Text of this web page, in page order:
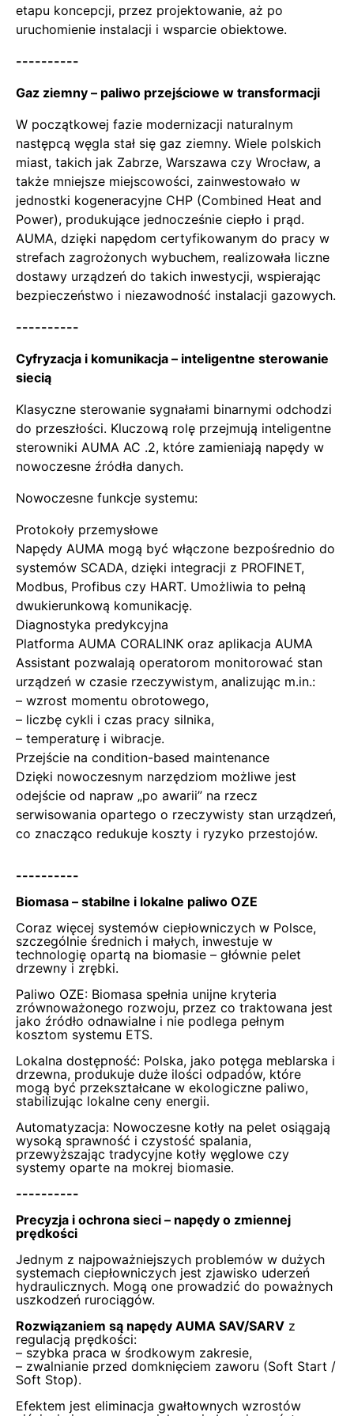
etapu koncepcji, przez projektowanie, aż po
uruchomienie instalacji i wsparcie obiektowe.
----------
Gaz ziemny – paliwo przejściowe w transformacji
W początkowej fazie modernizacji naturalnym
następcą węgla stał się gaz ziemny. Wiele polskich
miast, takich jak Zabrze, Warszawa czy Wrocław, a
także mniejsze miejscowości, zainwestowało w
jednostki kogeneracyjne CHP (Combined Heat and
Power), produkujące jednocześnie ciepło i prąd.
AUMA, dzięki napędom certyfikowanym do pracy w
strefach zagrożonych wybuchem, realizowała liczne
dostawy urządzeń do takich inwestycji, wspierając
bezpieczeństwo i niezawodność instalacji gazowych.
----------
Cyfryzacja i komunikacja – inteligentne sterowanie
siecią
Klasyczne sterowanie sygnałami binarnymi odchodzi
do przeszłości. Kluczową rolę przejmują inteligentne
sterowniki AUMA AC .2, które zamieniają napędy w
nowoczesne źródła danych.
Nowoczesne funkcje systemu:
Protokoły przemysłowe
Napędy AUMA mogą być włączone bezpośrednio do
systemów SCADA, dzięki integracji z PROFINET,
Modbus, Profibus czy HART. Umożliwia to pełną
dwukierunkową komunikację.
Diagnostyka predykcyjna
Platforma AUMA CORALINK oraz aplikacja AUMA
Assistant pozwalają operatorom monitorować stan
urządzeń w czasie rzeczywistym, analizując m.in.:
– wzrost momentu obrotowego,
– liczbę cykli i czas pracy silnika,
– temperaturę i wibracje.
Przejście na condition-based maintenance
Dzięki nowoczesnym narzędziom możliwe jest
odejście od napraw „po awarii” na rzecz
serwisowania opartego o rzeczywisty stan urządzeń,
co znacząco redukuje koszty i ryzyko przestojów.
----------
Biomasa – stabilne i lokalne paliwo OZE
Coraz więcej systemów ciepłowniczych w Polsce,
szczególnie średnich i małych, inwestuje w
technologię opartą na biomasie – głównie pelet
drzewny i zrębki.
Paliwo OZE: Biomasa spełnia unijne kryteria
zrównoważonego rozwoju, przez co traktowana jest
jako źródło odnawialne i nie podlega pełnym
kosztom systemu ETS.
Lokalna dostępność: Polska, jako potęga meblarska i
drzewna, produkuje duże ilości odpadów, które
mogą być przekształcane w ekologiczne paliwo,
stabilizując lokalne ceny energii.
Automatyzacja: Nowoczesne kotły na pelet osiągają
wysoką sprawność i czystość spalania,
przewyższając tradycyjne kotły węglowe czy
systemy oparte na mokrej biomasie.
----------
Precyzja i ochrona sieci – napędy o zmiennej
prędkości
Jednym z najpoważniejszych problemów w dużych
systemach ciepłowniczych jest zjawisko uderzeń
hydraulicznych. Mogą one prowadzić do poważnych
uszkodzeń rurociągów.
Rozwiązaniem są napędy AUMA SAV/SARV z
regulacją prędkości:
– szybka praca w środkowym zakresie,
– zwalnianie przed domknięciem zaworu (Soft Start /
Soft Stop).
Efektem jest eliminacja gwałtownych wzrostów